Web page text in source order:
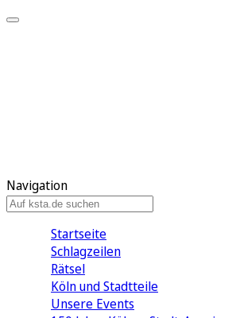
Navigation
Startseite
Schlagzeilen
Rätsel
Köln und Stadtteile
Unsere Events